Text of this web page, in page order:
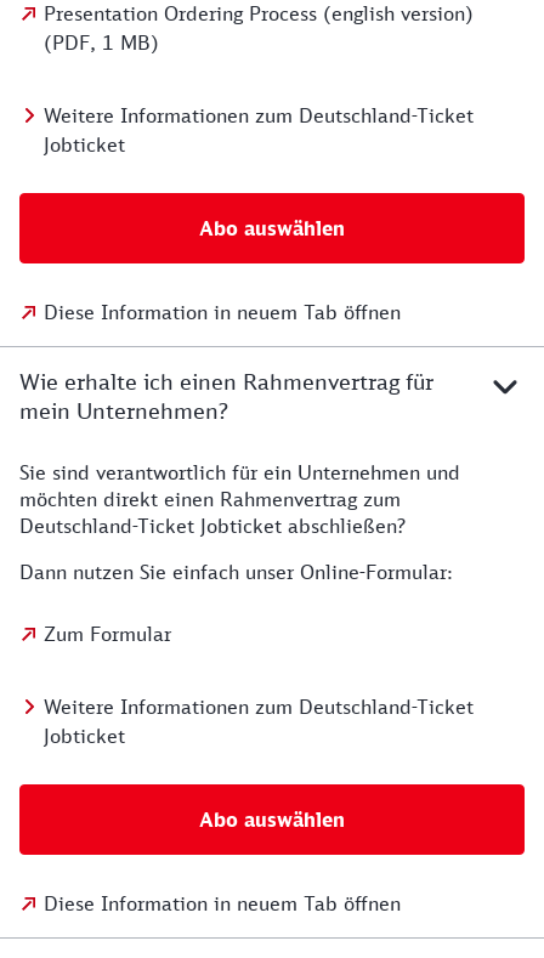
Presentation Ordering Process (english version)
(PDF, 1 MB)
Weitere Informationen zum Deutschland-Ticket
Jobticket
Abo auswählen
Diese Information in neuem Tab öffnen
Wie erhalte ich einen Rahmenvertrag für
mein Unternehmen?
Sie sind verantwortlich für ein Unternehmen und
möchten direkt einen Rahmenvertrag zum
Deutschland-Ticket Jobticket abschließen?
Dann nutzen Sie einfach unser Online-Formular:
Zum Formular
Weitere Informationen zum Deutschland-Ticket
Jobticket
Abo auswählen
Diese Information in neuem Tab öffnen